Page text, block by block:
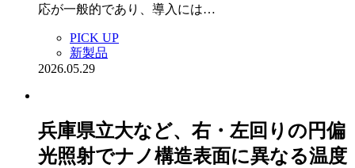
応が一般的であり、導入には…
PICK UP
新製品
2026.05.29
兵庫県立大など、右・左回りの円偏
光照射でナノ構造表面に異なる温度